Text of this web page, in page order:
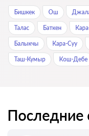
Бишкек Ош
Талас Баткен
Балыкчы Кара-Суу
Таш-Кумыр Кош-Дебе
Последние